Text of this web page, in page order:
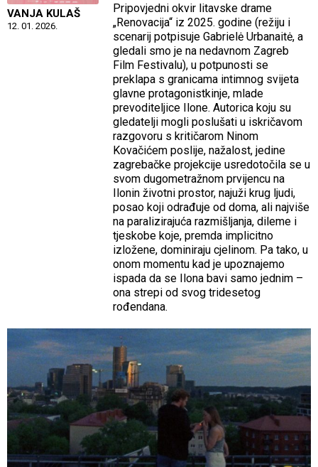
VANJA KULAŠ
12. 01. 2026.
Pripovjedni okvir litavske drame
„Renovacija“ iz 2025. godine (režiju i
scenarij potpisuje Gabrielė Urbanaitė, a
gledali smo je na nedavnom Zagreb
Film Festivalu), u potpunosti se
preklapa s granicama intimnog svijeta
glavne protagonistkinje, mlade
prevoditeljice Ilone. Autorica koju su
gledatelji mogli poslušati u iskričavom
razgovoru s kritičarom Ninom
Kovačićem poslije, nažalost, jedine
zagrebačke projekcije usredotočila se u
svom dugometražnom prvijencu na
Ilonin životni prostor, najuži krug ljudi,
posao koji odrađuje od doma, ali najviše
na paralizirajuća razmišljanja, dileme i
tjeskobe koje, premda implicitno
izložene, dominiraju cjelinom. Pa tako, u
onom momentu kad je upoznajemo
ispada da se Ilona bavi samo jednim –
ona strepi od svog tridesetog
rođendana.